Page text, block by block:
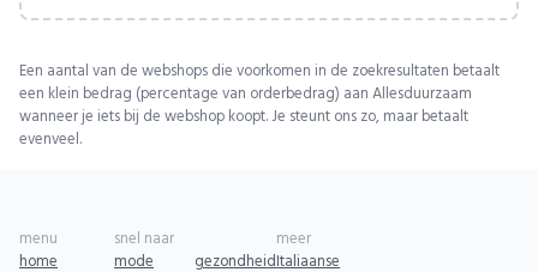
Een aantal van de webshops die voorkomen in de zoekresultaten betaalt
een klein bedrag (percentage van orderbedrag) aan Allesduurzaam
wanneer je iets bij de webshop koopt. Je steunt ons zo, maar betaalt
evenveel.
menu
home
snel naar
mode
gezondheid
meer
Italiaanse